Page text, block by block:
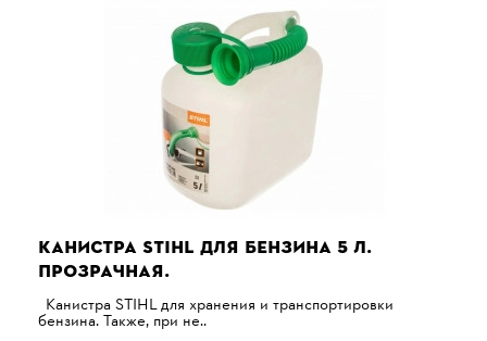
КАНИСТРА STIHL ДЛЯ БЕНЗИНА 5 Л.
ПРОЗРАЧНАЯ.
Канистра STIHL для хранения и транспортировки
бензина. Также, при не..